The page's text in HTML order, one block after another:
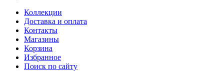
Коллекции
Доставка и оплата
Контакты
Магазины
Корзина
Избранное
Поиск по сайту